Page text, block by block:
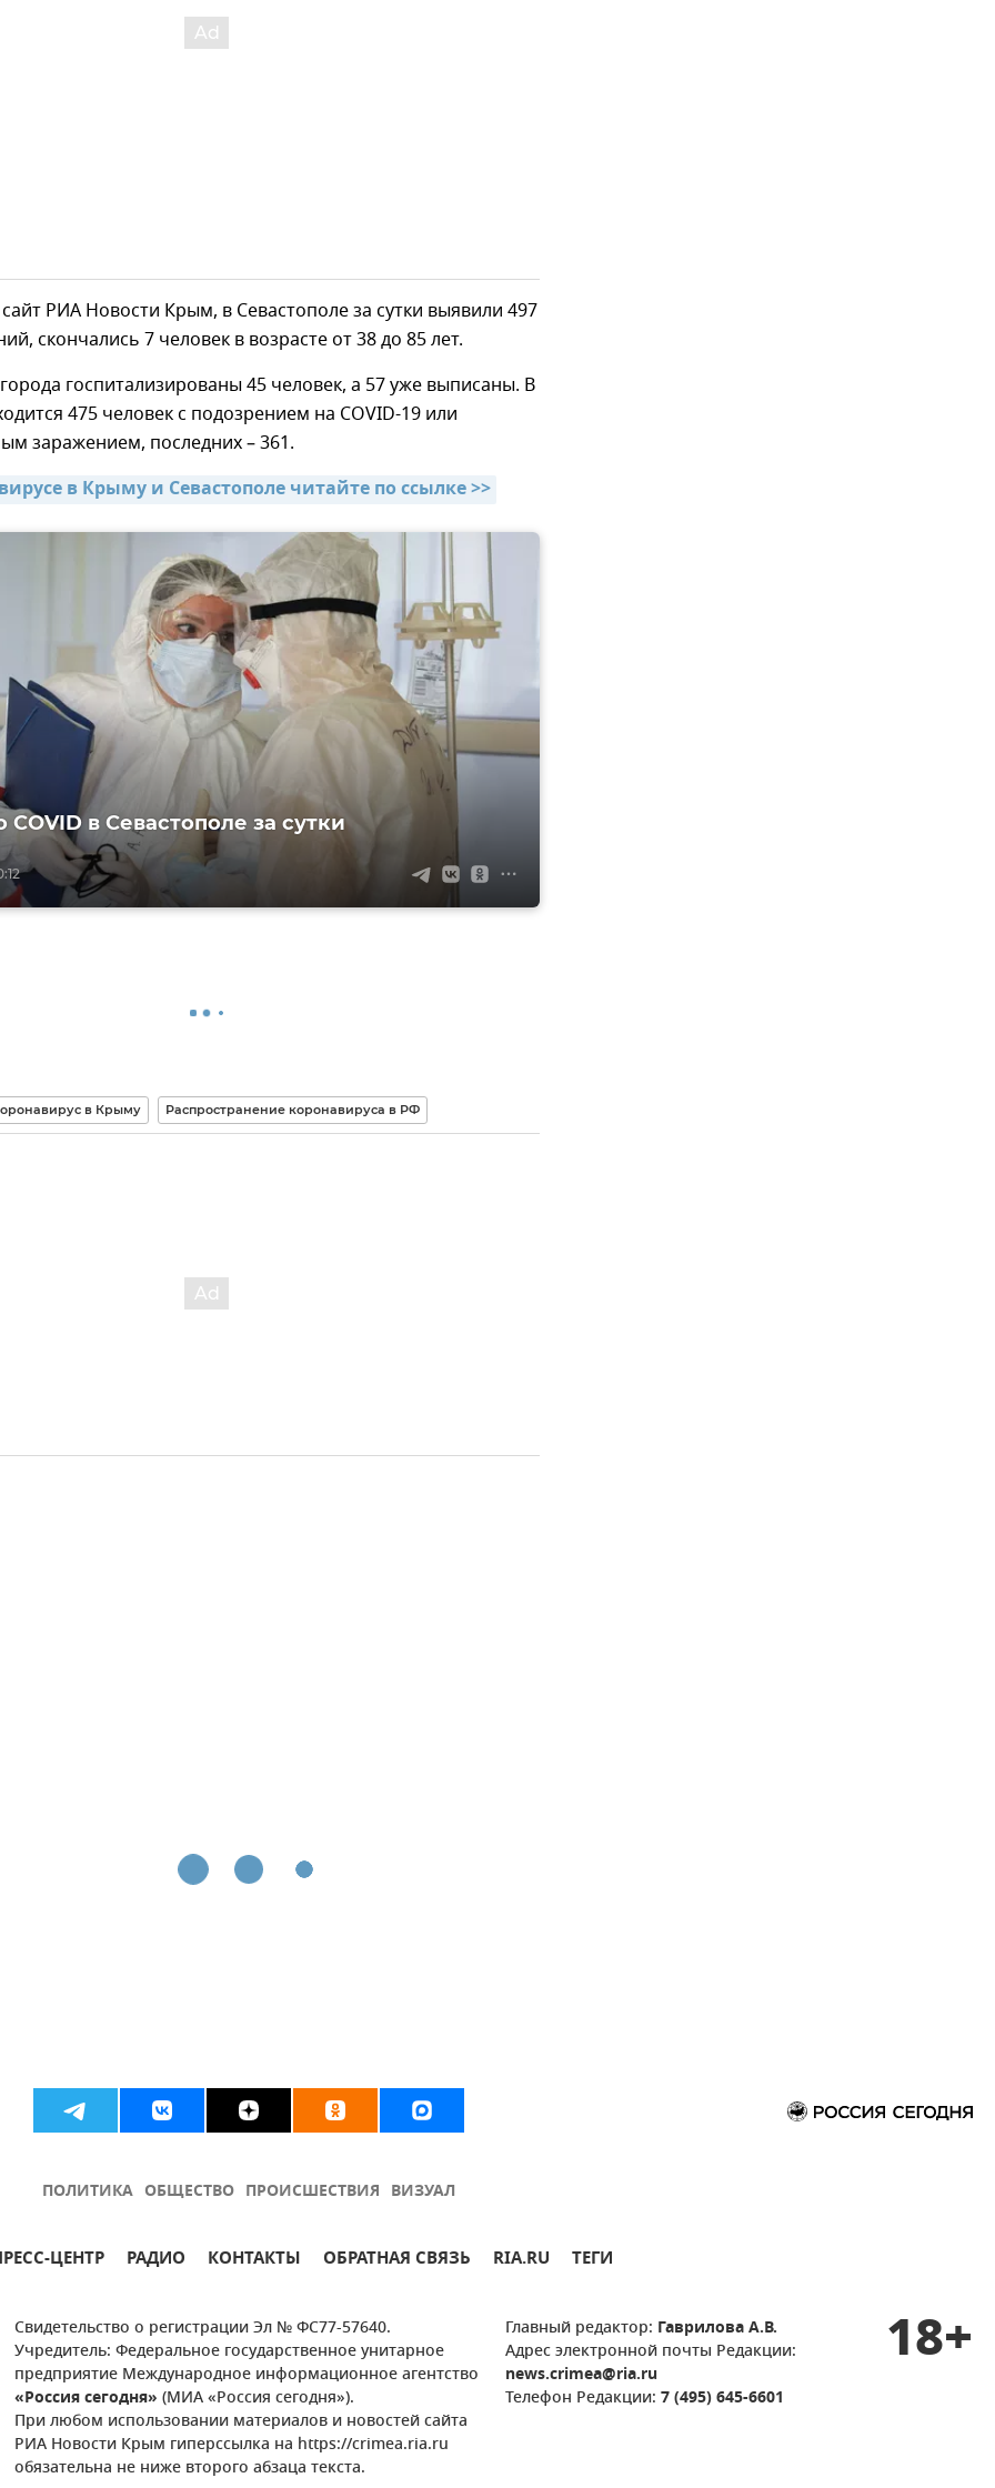
РИА Новости Крым, в Севастополе за сутки выявили 497
скончались 7 человек в возрасте от 38 до 85 лет.
госпитализированы 45 человек, а 57 уже выписаны. В
475 человек с подозрением на COVID-19 или
заражением, последних – 361.
в Крыму и Севастополе читайте по ссылке >>
COVID в Севастополе за сутки
в Крыму Распространение коронавируса в РФ
ПОЛИТИКА ОБЩЕСТВО ПРОИСШЕСТВИЯ ВИЗУАЛ
ЦЕНТР РАДИО КОНТАКТЫ ОБРАТНАЯ СВЯЗЬ RIA.RU ТЕГИ
Свидетельство о регистрации Эл № ФС77-57640.
Учредитель: Федеральное государственное унитарное
предприятие Международное информационное агентство
«Россия сегодня» (МИА «Россия сегодня»).
При любом использовании материалов и новостей сайта
РИА Новости Крым гиперссылка на https://crimea.ria.ru
обязательна не ниже второго абзаца текста.
Главный редактор: Гаврилова А.В.
Адрес электронной почты Редакции:
news.crimea@ria.ru
Телефон Редакции: 7 (495) 645-6601
18+